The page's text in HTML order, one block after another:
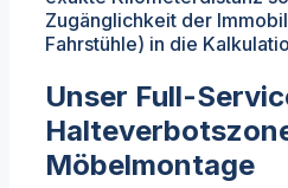
Zugänglichkeit der
Fahrstühle) in die
Unser Full-
Möbelmontage